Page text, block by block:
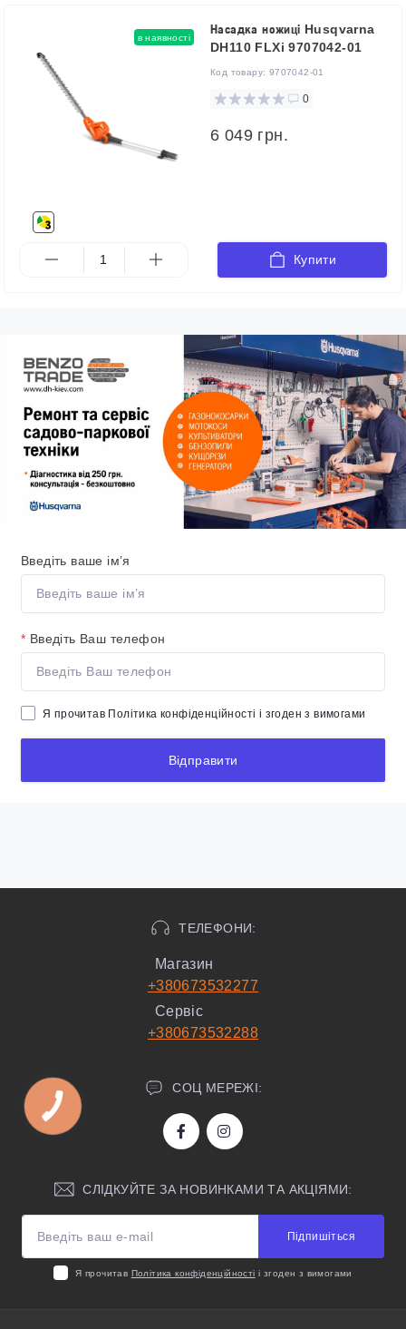
в наявності
Насадка ножиці Husqvarna
DH110 FLXi 9707042-01
Код товару: 9707042-01
0
6 049 грн.
Купити
Введіть ваше ім’я
* Введіть Ваш телефон
Я прочитав Політика конфіденційності і згоден з вимогами
Відправити
ТЕЛЕФОНИ:
Магазин
+380673532277
Сервіс
+380673532288
СОЦ МЕРЕЖІ:
СЛІДКУЙТЕ ЗА НОВИНКАМИ ТА АКЦІЯМИ:
Підпишіться
Я прочитав Політика конфіденційності і згоден з вимогами